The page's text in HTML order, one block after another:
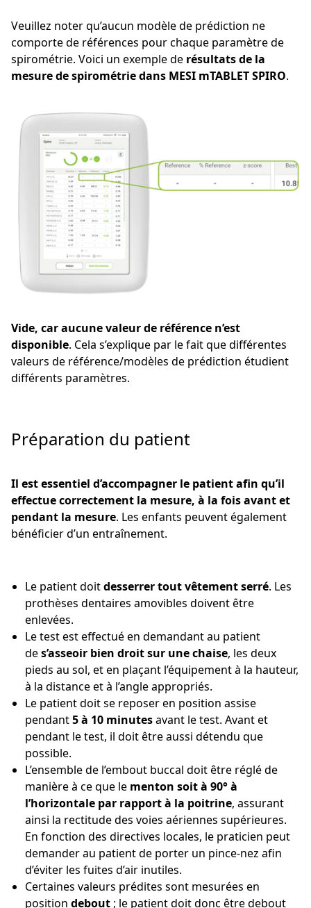
Veuillez noter qu’aucun modèle de prédiction ne
comporte de références pour chaque paramètre de
spirométrie. Voici un exemple de résultats de la
mesure de spirométrie dans MESI mTABLET SPIRO.
Vide, car aucune valeur de référence n’est
disponible. Cela s’explique par le fait que différentes
valeurs de référence/modèles de prédiction étudient
différents paramètres.
Préparation du patient
Il est essentiel d’accompagner le patient afin qu’il
effectue correctement la mesure, à la fois avant et
pendant la mesure. Les enfants peuvent également
bénéficier d’un entraînement.
Le patient doitdesserrer tout vêtement serré. Les
prothèses dentaires amovibles doivent être
enlevées.
Le test est effectué en demandant au patient
des’asseoir bien droit sur une chaise, les deux
pieds au sol, et en plaçant l’équipement à la hauteur,
à la distance et à l’angle appropriés.
Le patient doit se reposer en position assise
pendant5 à 10 minutesavant le test. Avant et
pendant le test, il doit être aussi détendu que
possible.
L’ensemble de l’embout buccal doit être réglé de
manière à ce que le menton soit à 90° à
l’horizontale par rapport à la poitrine, assurant
ainsi la rectitude des voies aériennes supérieures.
En fonction des directives locales, le praticien peut
demander au patient de porter un pince-nez afin
d’éviter les fuites d’air inutiles.
Certaines valeurs prédites sont mesurées en
position debout ; le patient doit donc être debout